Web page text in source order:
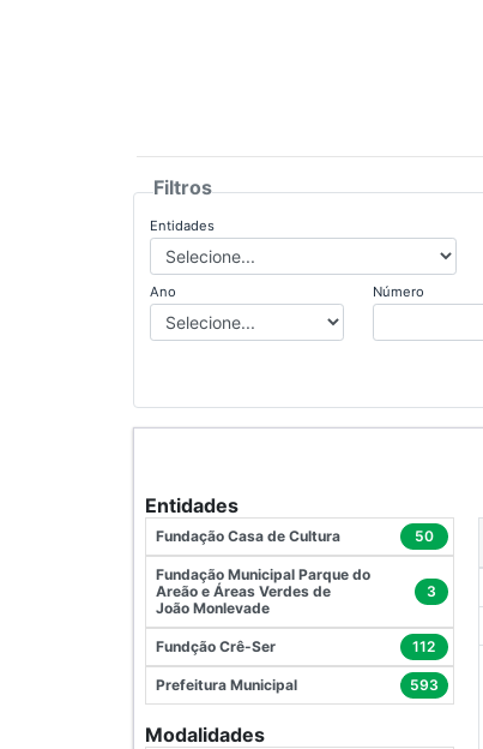
Filtros
Entidades
Ano Número
Entidades
Fundação Casa de Cultura 50
Fundação Municipal Parque do
Areão e Áreas Verdes de
João Monlevade
3
Fundção Crê-Ser 112
Prefeitura Municipal 593
Modalidades